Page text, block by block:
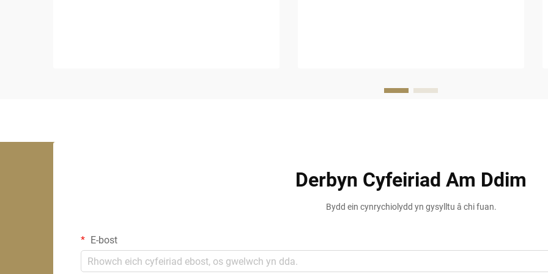
Derbyn Cyfeiriad Am Ddim
Bydd ein cynrychiolydd yn gysylltu â chi fuan.
E-bost